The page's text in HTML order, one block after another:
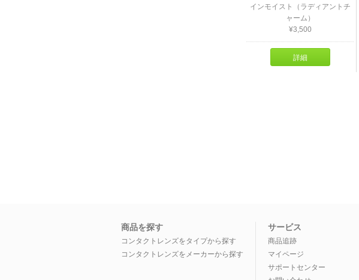
インモイスト（ラディアントチ
ャーム）
¥3,500
詳細
商品を探す
コンタクトレンズをタイプから探す
コンタクトレンズをメーカーから探す
サービス
商品追跡
マイページ
サポートセンター